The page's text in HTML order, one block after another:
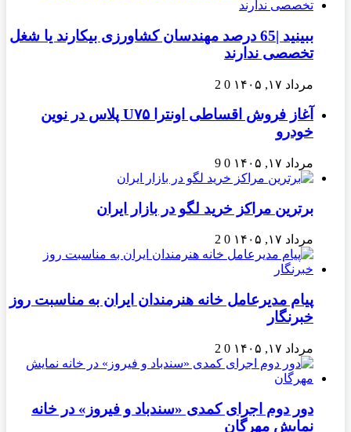
ببینید |65 درصد مهندسان کشاورزی بیکارند یا شغل
تخصصی ندارند
مرداد ۱۷, ۱۴۰۵ 0
2
آغاز فروش اقساطی اونترا U۷۵ پلاس در نوین
خودرو
مرداد ۱۷, ۱۴۰۵ 0
9
برترین مراکز خرید لگو در بازار ایران
مرداد ۱۷, ۱۴۰۵ 0
2
پیام مدیرعامل خانه هنرمندان ایران به مناسبت روز
خبرنگار
مرداد ۱۷, ۱۴۰۵ 0
2
دور دوم اجرای کمدی «سندباد و فیروز» در خانه
نمایش مهرگان